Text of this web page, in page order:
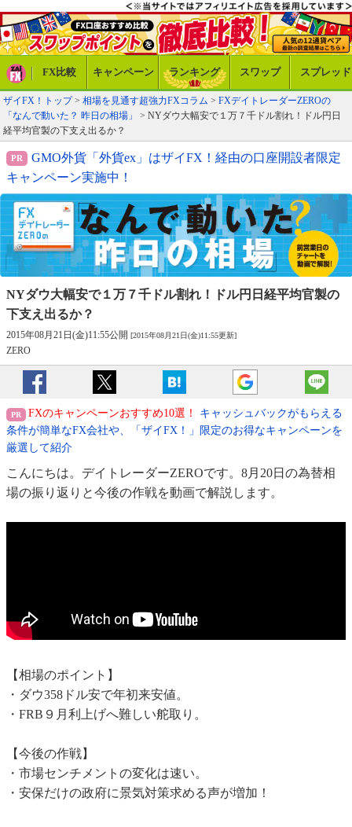
FX比較 キャンペーン ランキング スワップ スプレッド
ザイFX！トップ> 相場を見通す超強力FXコラム > FXデイトレーダーZEROの
「なんで動いた？ 昨日の相場」
> NYダウ大幅安で１万７千ドル割れ！ドル円日
経平均官製の下支え出るか？
GMO外貨「外貨ex」はザイFX！経由の口座開設者限定
キャンペーン実施中！
NYダウ大幅安で１万７千ドル割れ！
ドル円日経平均官製の
下支え出るか？
2015年08月21日(金)11:55公開 [2015年08月21日(金)11:55更新]
ZERO
FXのキャンペーンおすすめ10選！
キャッシュバックがもらえる
条件が簡単なFX会社や、「ザイFX！」限定のお得なキャンペーンを
厳選して紹介
こんにちは。デイトレーダーZEROです。8月20日の為替相
場の振り返りと今後の作戦を動画で解説します。
【相場のポイント】
・ダウ358ドル安で年初来安値。
・FRB９月利上げへ難しい舵取り。
【今後の作戦】
・市場センチメントの変化は速い。
・安保だけの政府に景気対策求める声が増加！